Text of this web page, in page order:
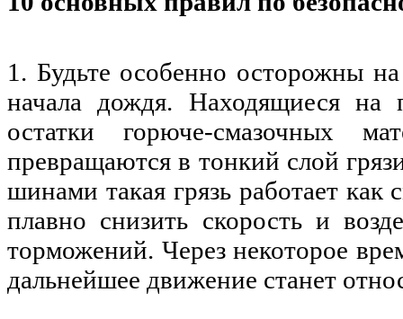
1. Будьте особенно осторожны
начала дождя. Находящиеся на
остатки горюче-смазочных
превращаются в тонкий слой
шинами такая грязь работает
плавно снизить скорость и
торможений. Через некоторое
дальнейшее движение станет